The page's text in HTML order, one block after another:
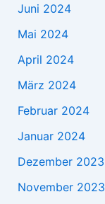
Juni 2024
Mai 2024
April 2024
März 2024
Februar 2024
Januar 2024
Dezember 2023
November 2023